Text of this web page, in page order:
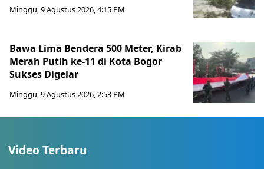
Minggu, 9 Agustus 2026, 4:15 PM
Bawa Lima Bendera 500 Meter, Kirab
Merah Putih ke-11 di Kota Bogor
Sukses Digelar
Minggu, 9 Agustus 2026, 2:53 PM
Video Terbaru